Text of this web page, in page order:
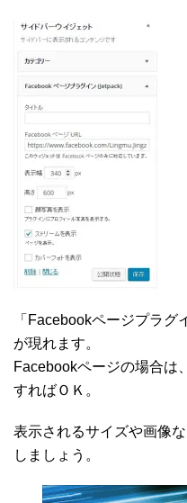
「Facebookページプラ
が現れます。
Facebookページの場合は
すればＯＫ。
表示されるサイズや画像
しましょう。